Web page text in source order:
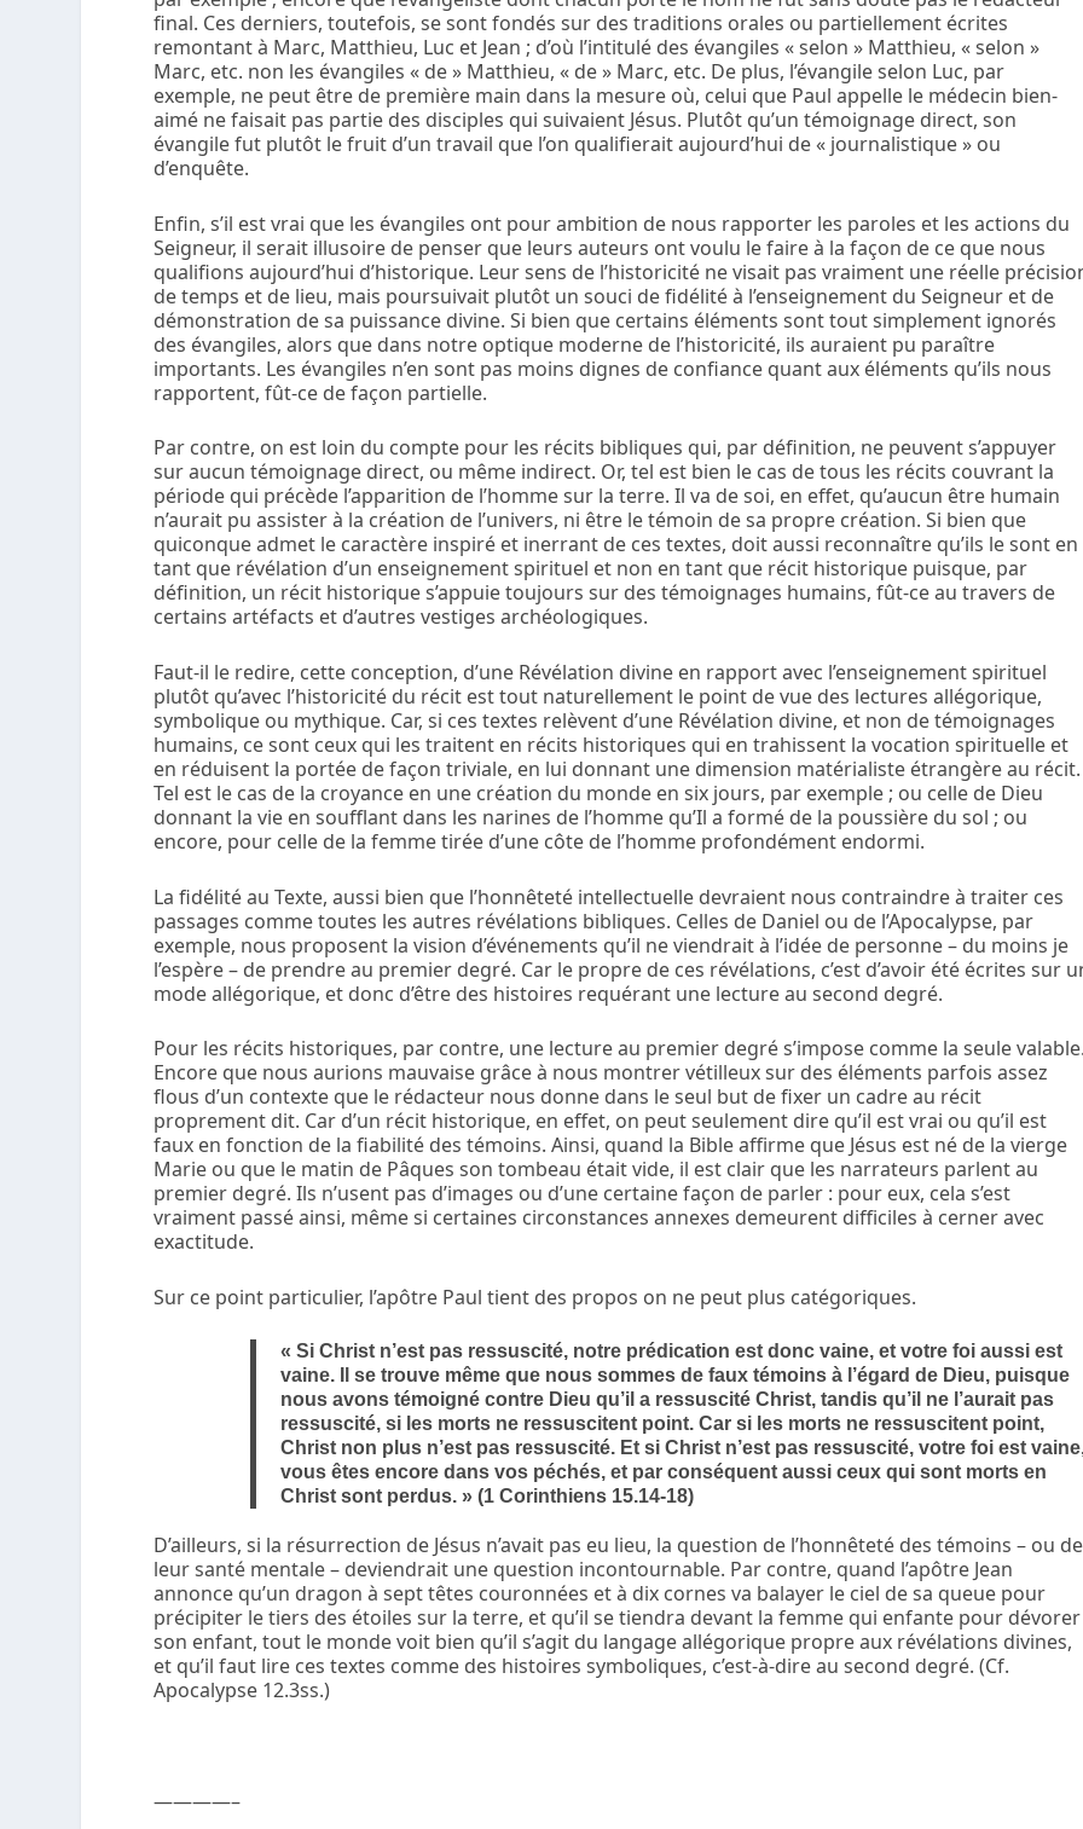
final. Ces derniers, toutefois, se sont fondés sur des traditions orales ou partiellement écrites
remontant à Marc, Matthieu, Luc et Jean ; d’où l’intitulé des évangiles « selon » Matthieu, « selon »
Marc, etc. non les évangiles « de » Matthieu, « de » Marc, etc. De plus, l’évangile selon Luc, par
exemple, ne peut être de première main dans la mesure où, celui que Paul appelle le médecin bien-
aimé ne faisait pas partie des disciples qui suivaient Jésus. Plutôt qu’un témoignage direct, son
évangile fut plutôt le fruit d’un travail que l’on qualifierait aujourd’hui de « journalistique » ou
d’enquête.
Enfin, s’il est vrai que les évangiles ont pour ambition de nous rapporter les paroles et les actions du
Seigneur, il serait illusoire de penser que leurs auteurs ont voulu le faire à la façon de ce que nous
qualifions aujourd’hui d’historique. Leur sens de l’historicité ne visait pas vraiment une réelle
de temps et de lieu, mais poursuivait plutôt un souci de fidélité à l’enseignement du Seigneur et de
démonstration de sa puissance divine. Si bien que certains éléments sont tout simplement ignorés
des évangiles, alors que dans notre optique moderne de l’historicité, ils auraient pu paraître
importants. Les évangiles n’en sont pas moins dignes de confiance quant aux éléments qu’ils nous
rapportent, fût-ce de façon partielle.
Par contre, on est loin du compte pour les récits bibliques qui, par définition, ne peuvent s’appuyer
sur aucun témoignage direct, ou même indirect. Or, tel est bien le cas de tous les récits couvrant la
période qui précède l’apparition de l’homme sur la terre. Il va de soi, en effet, qu’aucun être humain
n’aurait pu assister à la création de l’univers, ni être le témoin de sa propre création. Si bien que
quiconque admet le caractère inspiré et inerrant de ces textes, doit aussi reconnaître qu’ils le sont en
tant que révélation d’un enseignement spirituel et non en tant que récit historique puisque, par
définition, un récit historique s’appuie toujours sur des témoignages humains, fût-ce au travers de
certains artéfacts et d’autres vestiges archéologiques.
Faut-il le redire, cette conception, d’une Révélation divine en rapport avec l’enseignement spirituel
plutôt qu’avec l’historicité du récit est tout naturellement le point de vue des lectures allégorique,
symbolique ou mythique. Car, si ces textes relèvent d’une Révélation divine, et non de témoignages
humains, ce sont ceux qui les traitent en récits historiques qui en trahissent la vocation spirituelle et
en réduisent la portée de façon triviale, en lui donnant une dimension matérialiste étrangère au récit.
Tel est le cas de la croyance en une création du monde en six jours, par exemple ; ou celle de Dieu
donnant la vie en soufflant dans les narines de l’homme qu’Il a formé de la poussière du sol ; ou
encore, pour celle de la femme tirée d’une côte de l’homme profondément endormi.
La fidélité au Texte, aussi bien que l’honnêteté intellectuelle devraient nous contraindre à traiter ces
passages comme toutes les autres révélations bibliques. Celles de Daniel ou de l’Apocalypse, par
exemple, nous proposent la vision d’événements qu’il ne viendrait à l’idée de personne – du moins je
l’espère – de prendre au premier degré. Car le propre de ces révélations, c’est d’avoir été écrites sur
mode allégorique, et donc d’être des histoires requérant une lecture au second degré.
Pour les récits historiques, par contre, une lecture au premier degré s’impose comme la seule
Encore que nous aurions mauvaise grâce à nous montrer vétilleux sur des éléments parfois assez
flous d’un contexte que le rédacteur nous donne dans le seul but de fixer un cadre au récit
proprement dit. Car d’un récit historique, en effet, on peut seulement dire qu’il est vrai ou qu’il est
faux en fonction de la fiabilité des témoins. Ainsi, quand la Bible affirme que Jésus est né de la vierge
Marie ou que le matin de Pâques son tombeau était vide, il est clair que les narrateurs parlent au
premier degré. Ils n’usent pas d’images ou d’une certaine façon de parler : pour eux, cela s’est
vraiment passé ainsi, même si certaines circonstances annexes demeurent difficiles à cerner avec
exactitude.
Sur ce point particulier, l’apôtre Paul tient des propos on ne peut plus catégoriques.
«Si Christ n’est pas ressuscité, notre prédication est donc vaine, et votre foi aussi est
vaine. Il se trouve même que nous sommes de faux témoins à l’égard de Dieu, puisque
nous avons témoigné contre Dieu qu’il a ressuscité Christ, tandis qu’il ne l’aurait pas
ressuscité, si les morts ne ressuscitent point. Car si les morts ne ressuscitent point,
Christ non plus n’est pas ressuscité. Et si Christ n’est pas ressuscité, votre foi est
vous êtes encore dans vos péchés, et par conséquent aussi ceux qui sont morts en
Christ sont perdus. » (1 Corinthiens 15.14-18)
D’ailleurs, si la résurrection de Jésus n’avait pas eu lieu, la question de l’honnêteté des témoins – ou de
leur santé mentale – deviendrait une question incontournable. Par contre, quand l’apôtre Jean
annonce qu’un dragon à sept têtes couronnées et à dix cornes va balayer le ciel de sa queue pour
précipiter le tiers des étoiles sur la terre, et qu’il se tiendra devant la femme qui enfante pour dévorer
son enfant, tout le monde voit bien qu’il s’agit du langage allégorique propre aux révélations divines,
et qu’il faut lire ces textes comme des histoires symboliques, c’est-à-dire au second degré. (Cf.
Apocalypse 12.3ss.)
————–